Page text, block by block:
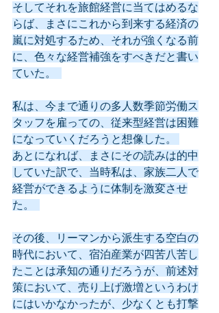
そしてそれを旅館経営に当てはめるな
らば、まさにこれから到来する経済の
嵐に対処するため、それが強くなる前
に、色々な経営補強をすべきだと書い
ていた。
私は、今まで通りの多人数季節労働ス
タッフを雇っての、従来型経営は困難
になっていくだろうと想像した。
あとになれば、まさにその読みは的中
していた訳で、当時私は、家族二人で
経営ができるように体制を激変させ
た。
その後、リーマンから派生する空白の
時代において、宿泊産業が四苦八苦し
たことは承知の通りだろうが、前述対
策において、売り上げ激増というわけ
にはいかなかったが、少なくとも打撃